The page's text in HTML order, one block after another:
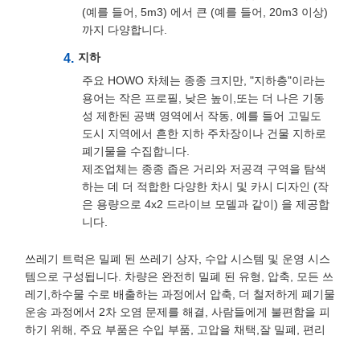
(예를 들어, 5m3) 에서 큰 (예를 들어, 20m3 이상)
까지 다양합니다.
지하
주요 HOWO 차체는 종종 크지만, "지하층"이라는
용어는 작은 프로필, 낮은 높이,또는 더 나은 기동
성 제한된 공백 영역에서 작동, 예를 들어 고밀도
도시 지역에서 흔한 지하 주차장이나 건물 지하로
폐기물을 수집합니다.
제조업체는 종종 좁은 거리와 저공격 구역을 탐색
하는 데 더 적합한 다양한 차시 및 카시 디자인 (작
은 용량으로 4x2 드라이브 모델과 같이) 을 제공합
니다.
쓰레기 트럭은 밀폐 된 쓰레기 상자, 수압 시스템 및 운영 시스
템으로 구성됩니다. 차량은 완전히 밀폐 된 유형, 압축, 모든 쓰
레기,하수물 수로 배출하는 과정에서 압축, 더 철저하게 폐기물
운송 과정에서 2차 오염 문제를 해결, 사람들에게 불편함을 피
하기 위해, 주요 부품은 수입 부품, 고압을 채택,잘 밀폐, 편리